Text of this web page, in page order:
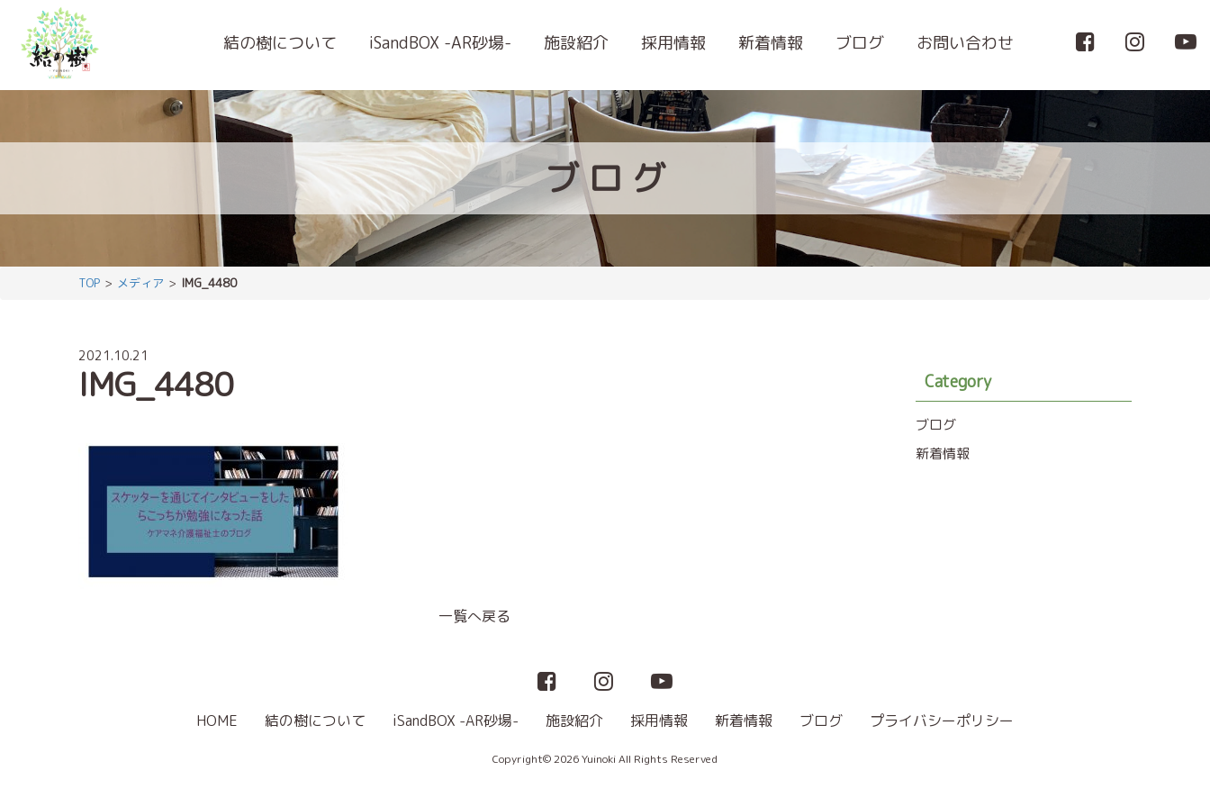
結の樹について iSandBOX -AR砂場- 施設紹介 採用情報 新着情報 ブログ お問い合わせ
ブロ グ
TOP メディア IMG_4480
2021.10.21
IMG_4480
一覧へ戻る
Category
ブログ
新着情報
HOME 結の樹について iSandBOX -AR砂場- 施設紹介 採用情報 新着情報 ブログ プライバシーポリシー
Copyright© 2026 Yuinoki All Rights Reserved